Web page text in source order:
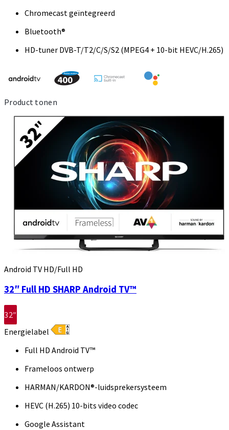
Chromecast geïntegreerd
Bluetooth®
HD-tuner DVB-T/T2/C/S/S2 (MPEG4 + 10-bit HEVC/H.265)
Product tonen
Android TV HD/Full HD
32″ Full HD SHARP Android TV™
32″
Energielabel
Full HD Android TV™
Frameloos ontwerp
HARMAN/KARDON®-luidsprekersysteem
HEVC (H.265) 10-bits video codec
Google Assistant